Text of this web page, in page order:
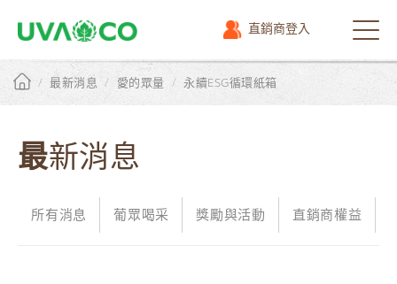
直銷商登入
選
單
/ 最新消息 / 愛的眾量 / 永續ESG循環紙箱
最新消息
所有消息 葡眾喝采 獎勵與活動 直銷商權益